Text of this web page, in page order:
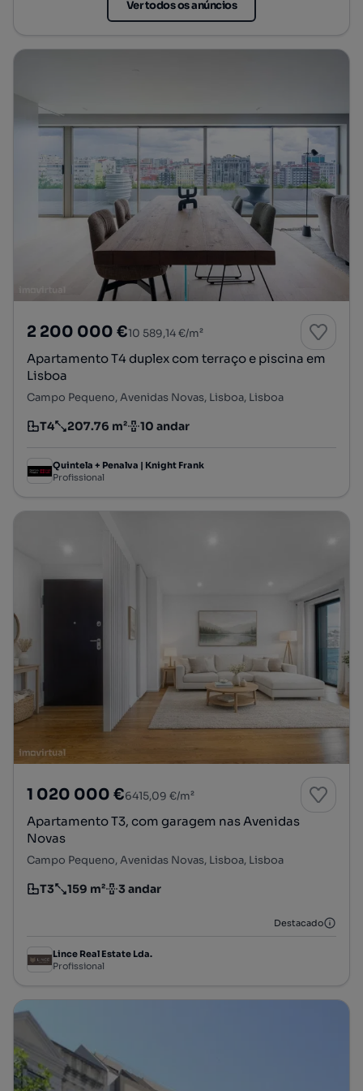
Ver todos os anúncios
2 200 000 €10 589,14 €/m²
Apartamento T4 duplex com terraço e piscina em
Lisboa
Campo Pequeno, Avenidas Novas, Lisboa, Lisboa
Tipologia
T4
Preço por metro quadrado
207.76 m²
Andar 10 andar
Quintela + Penalva | Knight Frank
Profissional
1 020 000 €6415,09 €/m²
Apartamento T3, com garagem nas Avenidas
Novas
Campo Pequeno, Avenidas Novas, Lisboa, Lisboa
Tipologia
T3
Preço por metro quadrado
159 m²
Andar 3 andar
Destacado
Lince Real Estate Lda.
Profissional